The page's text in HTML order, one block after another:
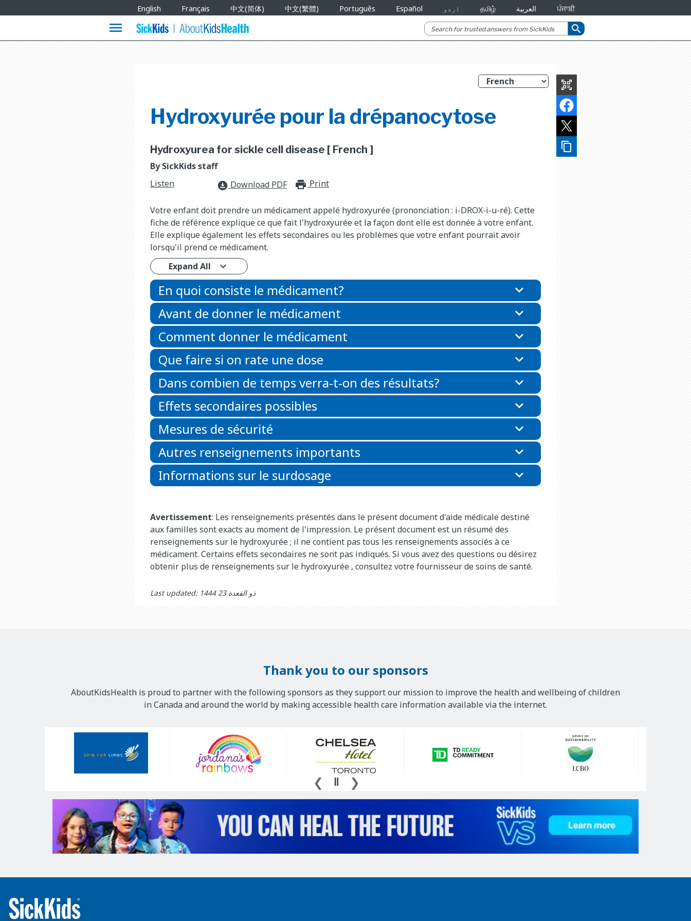
Languages
English Français 中文(简体) 中文(繁體) Português Español اردو தமிழ் العربية ਪੰਜਾਬੀ
menu search
qr_code_scanner
content_copy
Hydroxyurée pour la drépanocytose
Hydroxyurea for sickle cell disease [ French ]
By SickKids staff
Listen
download_for_offline Download PDF print_for_offline
Print
Votre enfant doit prendre un médicament appelé hydroxyurée (prononciation : i-DROX-i-u-ré). Cette
fiche de référence explique ce que fait l'hydroxyurée et la façon dont elle est donnée à votre enfant.
Elle explique également les effets secondaires ou les problèmes que votre enfant pourrait avoir
lorsqu'il prend ce médicament.
Expand All
En quoi consiste le médicament?
Avant de donner le médicament
Comment donner le médicament
Que faire si on rate une dose
Dans combien de temps verra-t-on des résultats?
Effets secondaires possibles
Mesures de sécurité
Autres renseignements importants
Informations sur le surdosage
Avertissement: Les renseignements présentés dans le présent document d'aide médicale destiné
aux familles sont exacts au moment de l'impression. Le présent document est un résumé des
renseignements sur le hydroxyurée; il ne contient pas tous les renseignements associés à ce
médicament. Certains effets secondaires ne sont pas indiqués. Si vous avez des questions ou désirez
obtenir plus de renseignements sur le hydroxyurée , consultez votre fournisseur de soins de santé.
Last updated: ذو القعدة 23 1444
Thank you to our sponsors
AboutKidsHealth is proud to partner with the following sponsors as they support our mission to improve the health and wellbeing of children
in Canada and around the world by making accessible health care information available via the internet.